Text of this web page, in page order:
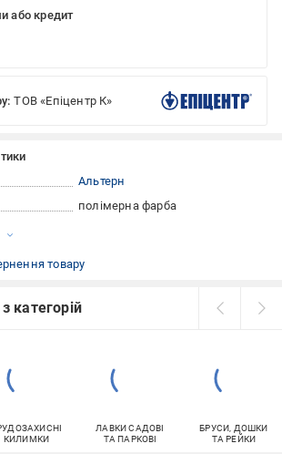
або кредит
ТОВ «Епіцентр К»
Альтерн
полімерна фарба
товару
категорій
КИЛИМКИ
ЛАВКИ САДОВІ
ТА ПАРКОВІ
БРУСИ, ДОШКИ
ТА РЕЙКИ